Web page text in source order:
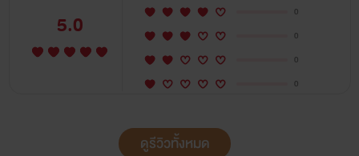
5.0
0
0
0
0
ดูรีวิวทั้งหมด